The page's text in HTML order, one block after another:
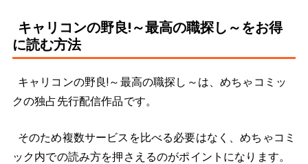
キャリコンの野良!～最高の職探し～をお得
に読む方法
キャリコンの野良!～最高の職探し～は、めちゃコミッ
クの独占先行配信作品です。
そのため複数サービスを比べる必要はなく、めちゃコミ
ック内での読み方を押さえるのがポイントになります。